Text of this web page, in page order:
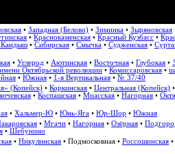
• Западная (Белово) • Зиминка • Зыряновская
• Краснокаменская • Красный Кузбасс •
Кандыш • Сибирская • Смычка • Судженская •
• Углерод • Аютинская • Восточная • Глубокая •
имени Октябрьской революции • Комиссаровская •
• Южная • 1-я Вертикальная • № 37/40
(Копейск) • Коркинская • Центральная (Копейск) •
• Коспашская • Миасская • Нагорная •
• Хальмер-Ю • Юнь-Яга • Юр-Шор • Южная
• Мгачи • Нагорная • Озёрная •
• Шебунино
• Никулинская • Подмосковная • Россошинская •